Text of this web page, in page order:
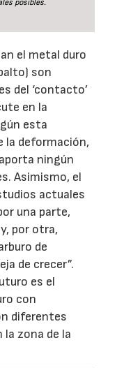
posibles.
el metal duro
son
del ‘contacto’
en la
esta
la deformación,
ningún
Asimismo, el
actuales
una parte,
por otra,
de
de crecer”.
es el
con
diferentes
zona de la